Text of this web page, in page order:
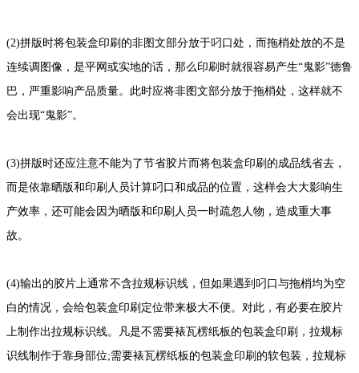
(2)拼版时将包装盒印刷的非图文部分放于叼口处，而拖梢处放的不是
连续调图像，是平网或实地的话，那么印刷时就很容易产生“鬼影”德鲁
巴，严重影响产品质量。此时应将非图文部分放于拖梢处，这样就不
会出现“鬼影”。
(3)拼版时还应注意不能为了节省胶片而将包装盒印刷的成品线省去，
而是依靠晒版和印刷人员计算叼口和成品的位置，这样会大大影响生
产效率，还可能会因为晒版和印刷人员一时疏忽人物，造成重大事
故。
(4)输出的胶片上通常不含拉规标识线，但如果遇到叼口与拖梢均为空
白的情况，会给包装盒印刷定位带来极大不便。对此，有必要在胶片
上制作出拉规标识线。凡是不需要裱瓦楞纸板的包装盒印刷，拉规标
识线制作于靠身部位;需要裱瓦楞纸板的包装盒印刷的软包装，拉规标